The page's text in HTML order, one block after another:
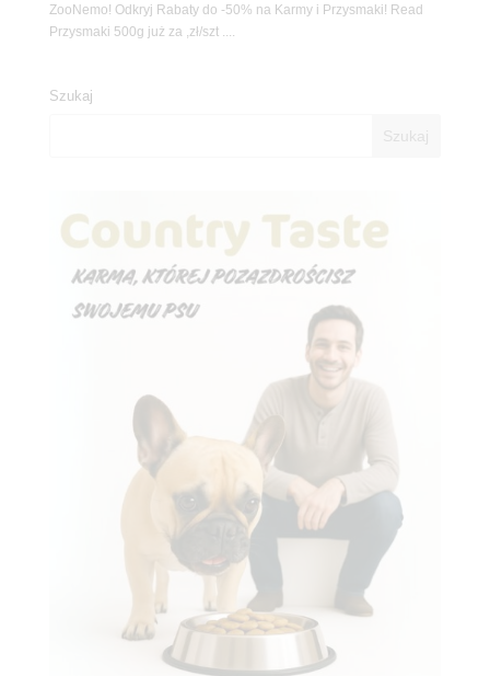
ZooNemo! Odkryj Rabaty do -50% na Karmy i Przysmaki! Read
Przysmaki 500g już za ,zł/szt ....
Szukaj